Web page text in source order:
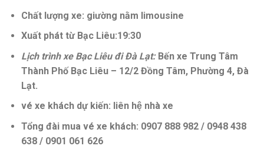
Chất lượng xe: giường nằm limousine
Xuất phát từ Bạc Liêu:19:30
Lịch trình xe Bạc Liêu đi Đà Lạt:Bến xe Trung Tâm
Thành Phố Bạc Liêu – 12/2 Đồng Tâm, Phường 4, Đà
Lạt.
vé xe khách dự kiến: liên hệ nhà xe
Tổng đài mua vé xe khách: 0907 888 982 / 0948 438
638 / 0901 061 626